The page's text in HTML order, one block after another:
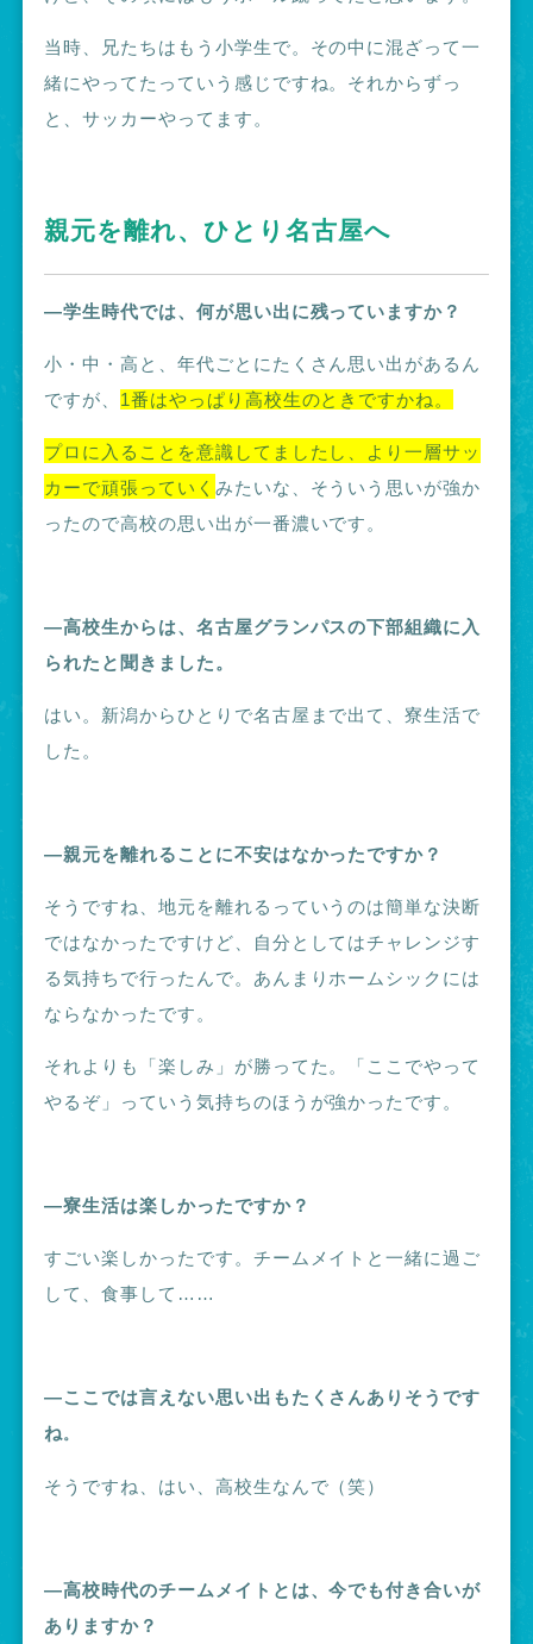
当時、兄たちはもう小学生で。その中に混ざって一
緒にやってたっていう感じですね。それからずっ
と、サッカーやってます。
親元を離れ、ひとり名古屋へ
―学生時代では、何が思い出に残っていますか？
小・中・高と、年代ごとにたくさん思い出があるん
ですが、 1番はやっぱり高校生のときですかね。
プロに入ることを意識してましたし、より一層サッ
カーで頑張っていく みたいな、そういう思いが強か
ったので高校の思い出が一番濃いです。
―高校生からは、名古屋グランパスの下部組織に入
られたと聞きました。
はい。新潟からひとりで名古屋まで出て、寮生活で
した。
―親元を離れることに不安はなかったですか？
そうですね、地元を離れるっていうのは簡単な決断
ではなかったですけど、自分としてはチャレンジす
る気持ちで行ったんで。あんまりホームシックには
ならなかったです。
それよりも「楽しみ」が勝ってた。「ここでやって
やるぞ」っていう気持ちのほうが強かったです。
―寮生活は楽しかったですか？
すごい楽しかったです。チームメイトと一緒に過ご
して、食事して……
―ここでは言えない思い出もたくさんありそうです
ね。
そうですね、はい、高校生なんで（笑）
―高校時代のチームメイトとは、今でも付き合いが
ありますか？